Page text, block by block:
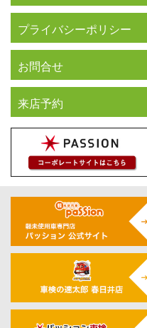
プライバシーポリシー
お問合せ
来店予約